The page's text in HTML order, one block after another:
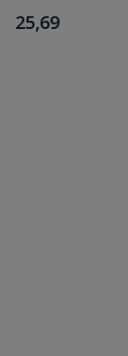
€
25,69